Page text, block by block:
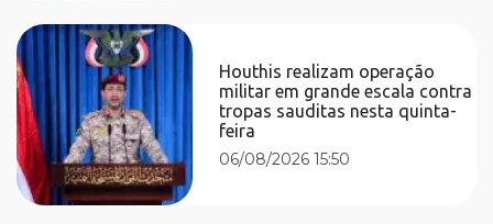
Houthis realizam operação
militar em grande escala contra
tropas sauditas nesta quinta-
feira
06/08/2026 15:50